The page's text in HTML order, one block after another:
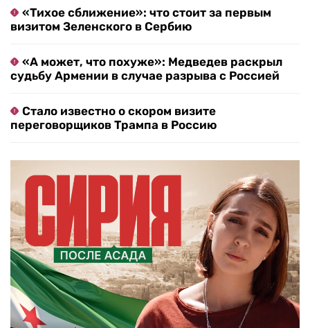
«Тихое сближение»: что стоит за первым
визитом Зеленского в Сербию
«А может, что похуже»: Медведев раскрыл
судьбу Армении в случае разрыва с Россией
Стало известно о скором визите
переговорщиков Трампа в Россию